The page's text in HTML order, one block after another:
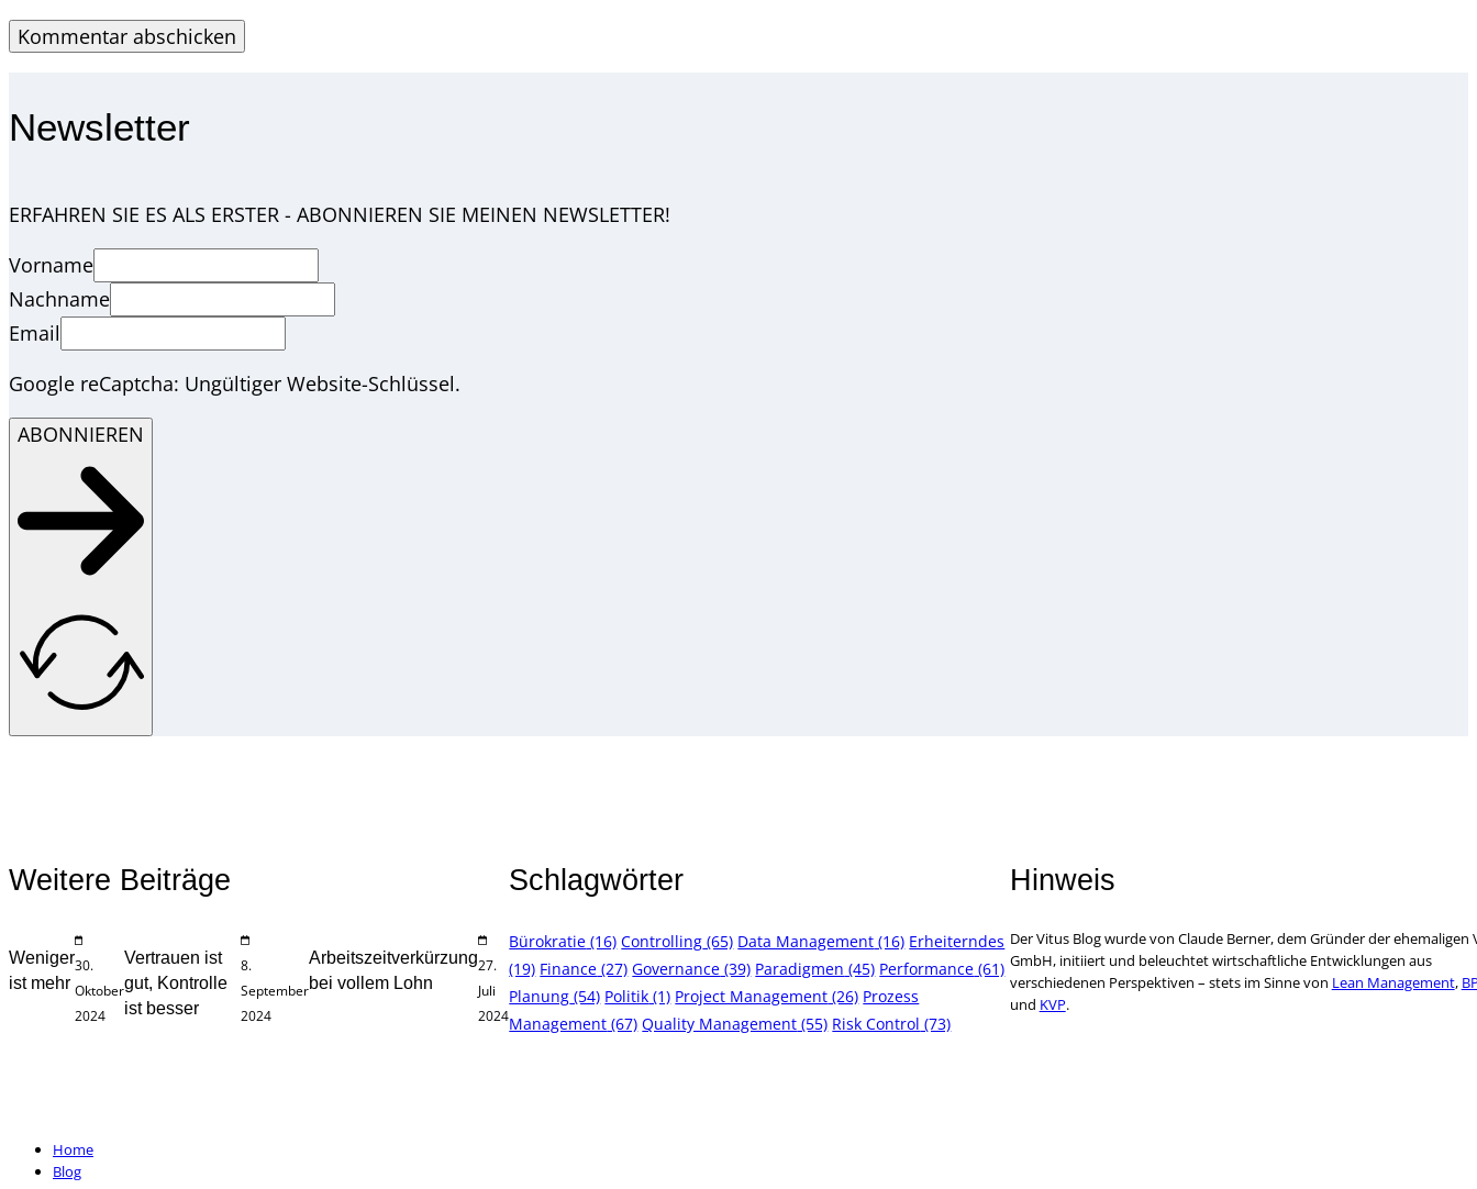
Newsletter
ERFAHREN SIE ES ALS ERSTER - ABONNIEREN SIE MEINEN NEWSLETTER!
Vorname
Nachname
Email
Google reCaptcha: Ungültiger Website-Schlüssel.
ABONNIEREN
Weitere Beiträge
Weniger
ist mehr
30.
Oktober
2024
Vertrauen ist
gut, Kontrolle
ist besser
8.
September
2024
Arbeitszeitverkürzung
bei vollem Lohn
27.
Juli
2024
Schlagwörter
Bürokratie (16) Controlling (65) Data Management (16) Erheiterndes
(19) Finance (27) Governance (39) Paradigmen (45) Performance (61)
Planung (54) Politik (1) Project Management (26) Prozess
Management (67) Quality Management (55) Risk Control (73)
Hinweis
Der Vitus Blog wurde von Claude Berner, dem Gründer der ehemaligen
GmbH, initiiert und beleuchtet wirtschaftliche Entwicklungen aus
verschiedenen Perspektiven – stets im Sinne von Lean Management,
und KVP.
Home
Blog